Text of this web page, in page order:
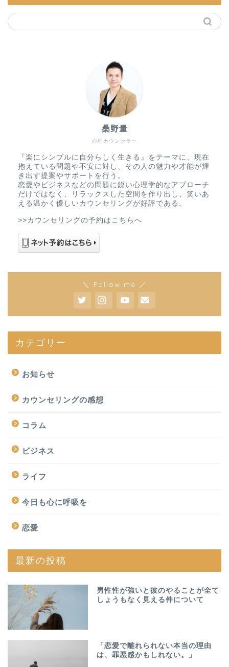
心理カウンセラー
桑野量
『楽にシンプルに自分らしく生きる』をテーマに、現在
抱えている問題や不安に対し、その人の魅力や才能が輝
き出す提案やサポートを行う。
恋愛やビジネスなどの問題に鋭い心理学的なアプローチ
だけではなく、リラックスした空間を作り出し、笑いあ
える温かく優しいカウンセリングが好評である。
>>カウンセリングの予約はこちらへ
＼ Follow me ／
カテゴリー
お知らせ
カウンセリングの感想
コラム
ビジネス
ライフ
今日も心に呼吸を
恋愛
最新の投稿
男性性が強いと彼のやることが全て
しょうもなく見える件について
「恋愛で離れられない本当の理由
は、罪悪感かもしれない。」